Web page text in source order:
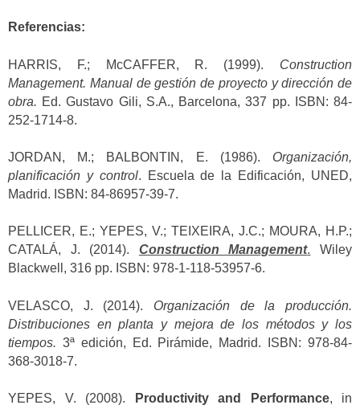
Referencias:
HARRIS, F.; McCAFFER, R. (1999). Construction
Management. Manual de gestión de proyecto y dirección de
obra. Ed. Gustavo Gili, S.A., Barcelona, 337 pp. ISBN: 84-
252-1714-8.
JORDAN, M.; BALBONTIN, E. (1986). Organización,
planificación y control. Escuela de la Edificación, UNED,
Madrid. ISBN: 84-86957-39-7.
PELLICER, E.; YEPES, V.; TEIXEIRA, J.C.; MOURA, H.P.;
CATALÁ, J. (2014). Construction Management. Wiley
Blackwell, 316 pp. ISBN: 978-1-118-53957-6.
VELASCO, J. (2014). Organización de la producción.
Distribuciones en planta y mejora de los métodos y los
tiempos. 3ª edición, Ed. Pirámide, Madrid. ISBN: 978-84-
368-3018-7.
YEPES, V. (2008). Productivity and Performance, in